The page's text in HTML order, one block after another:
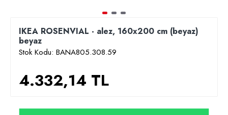
IKEA ROSENVIAL - alez, 160x200 cm (beyaz)
beyaz
Stok Kodu: BANA805.308.59
4.332,14 TL